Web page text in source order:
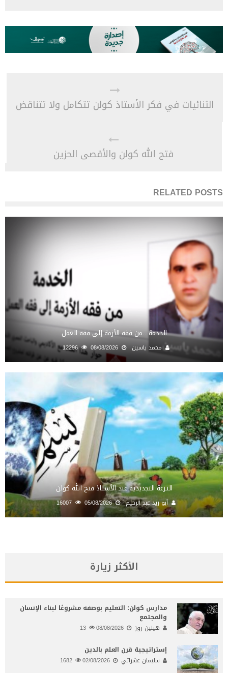
الثنائيات في فكر الأستاذ كولن تتكامل ولا تتناقض
فتح الله كولن والأقصى الحزين
RELATED POSTS
الخدمة ..من فقه الأزمة إلى فقه العمل
محمد ياسين 08/08/2026
12296
النـزعة التجديدية عند الأستاذ فتح الله كولن
أبو زيد عبد الرحيم 05/08/2026
16007
الأكثر زيارة
مدارس كولن: التعليم بوصفه مشروعًا لبناء الإنسان
والمجتمع
هيلين روز 08/08/2026
إستراتيجية قرن العلم بالدين
سليمان عشراتي 02/08/2026